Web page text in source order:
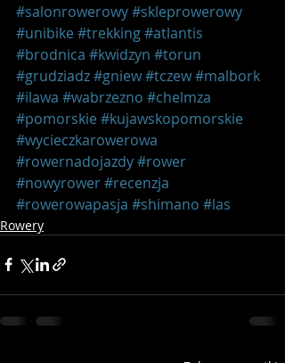
#salonrowerowy#skleprowerowy
#unibike #trekking#atlantis
#brodnica #kwidzyn #torun
#grudziadz#gniew#tczew#malbork
#ilawa #wabrzezno #chelmza
#pomorskie #kujawskopomorskie
#wycieczkarowerowa
#rowernadojazdy#rower
#nowyrower#recenzja
#rowerowapasja #shimano #las
Rowery